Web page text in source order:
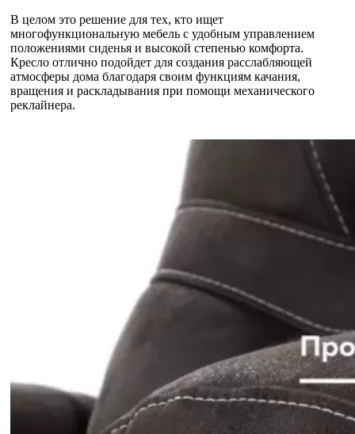
В целом это решение для тех, кто ищет
многофункциональную мебель с удобным управлением
положениями сиденья и высокой степенью комфорта.
Кресло отлично подойдет для создания расслабляющей
атмосферы дома благодаря своим функциям качания,
вращения и раскладывания при помощи механического
реклайнера.